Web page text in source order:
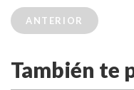
ANTERIOR
También te